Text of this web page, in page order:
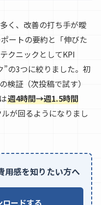
く、改善の打ち手が曖
ートの要約と「伸びた
クニックとしてKPI
の3つに絞りました。初
検証（次投稿で試す）
週4時間→週1.5時間
が回るようになりまし
用感を知りたい方へ